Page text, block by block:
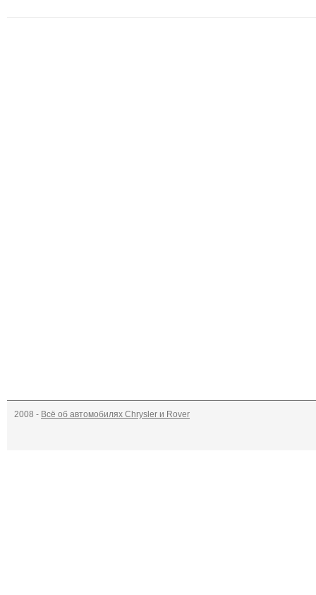
2008 - Всё об автомобилях Chrysler и Rover